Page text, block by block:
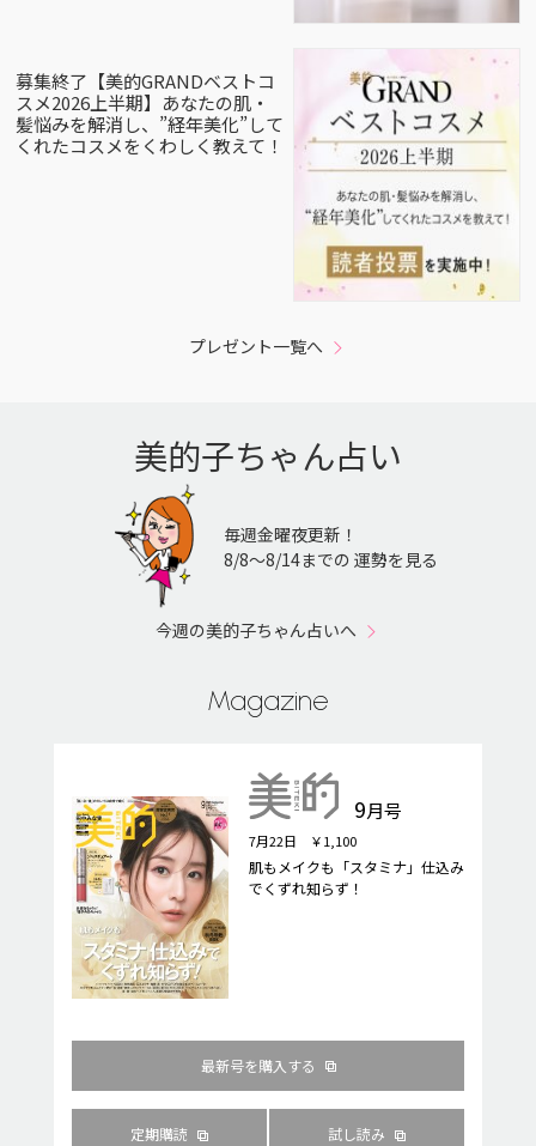
募集終了【美的GRANDベストコ
スメ2026上半期】あなたの肌・
髪悩みを解消し、”経年美化”して
くれたコスメをくわしく教えて！
プレゼント一覧へ
美的子ちゃん占い
毎週金曜夜更新！
8/8〜8/14までの 運勢を見る
今週の美的子ちゃん占いへ
Magazine
9月号
7月22日 ￥1,100
肌もメイクも「スタミナ」仕込み
でくずれ知らず！
最新号を購入する
定期購読 試し読み